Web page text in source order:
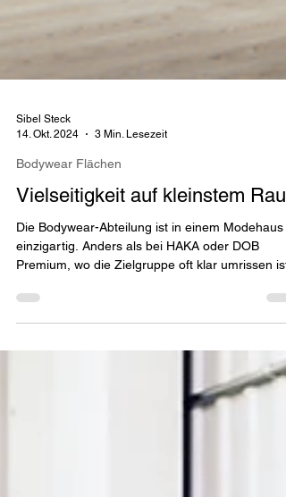
14. Okt. 2024
3 Min. Lesezeit
Bodywear Flächen
Vielseitigkeit auf kleinstem
Die Bodywear-Abteilung ist in einem Modehaus
einzigartig. Anders als bei HAKA oder DOB
Premium, wo die Zielgruppe oft klar umrissen ist,